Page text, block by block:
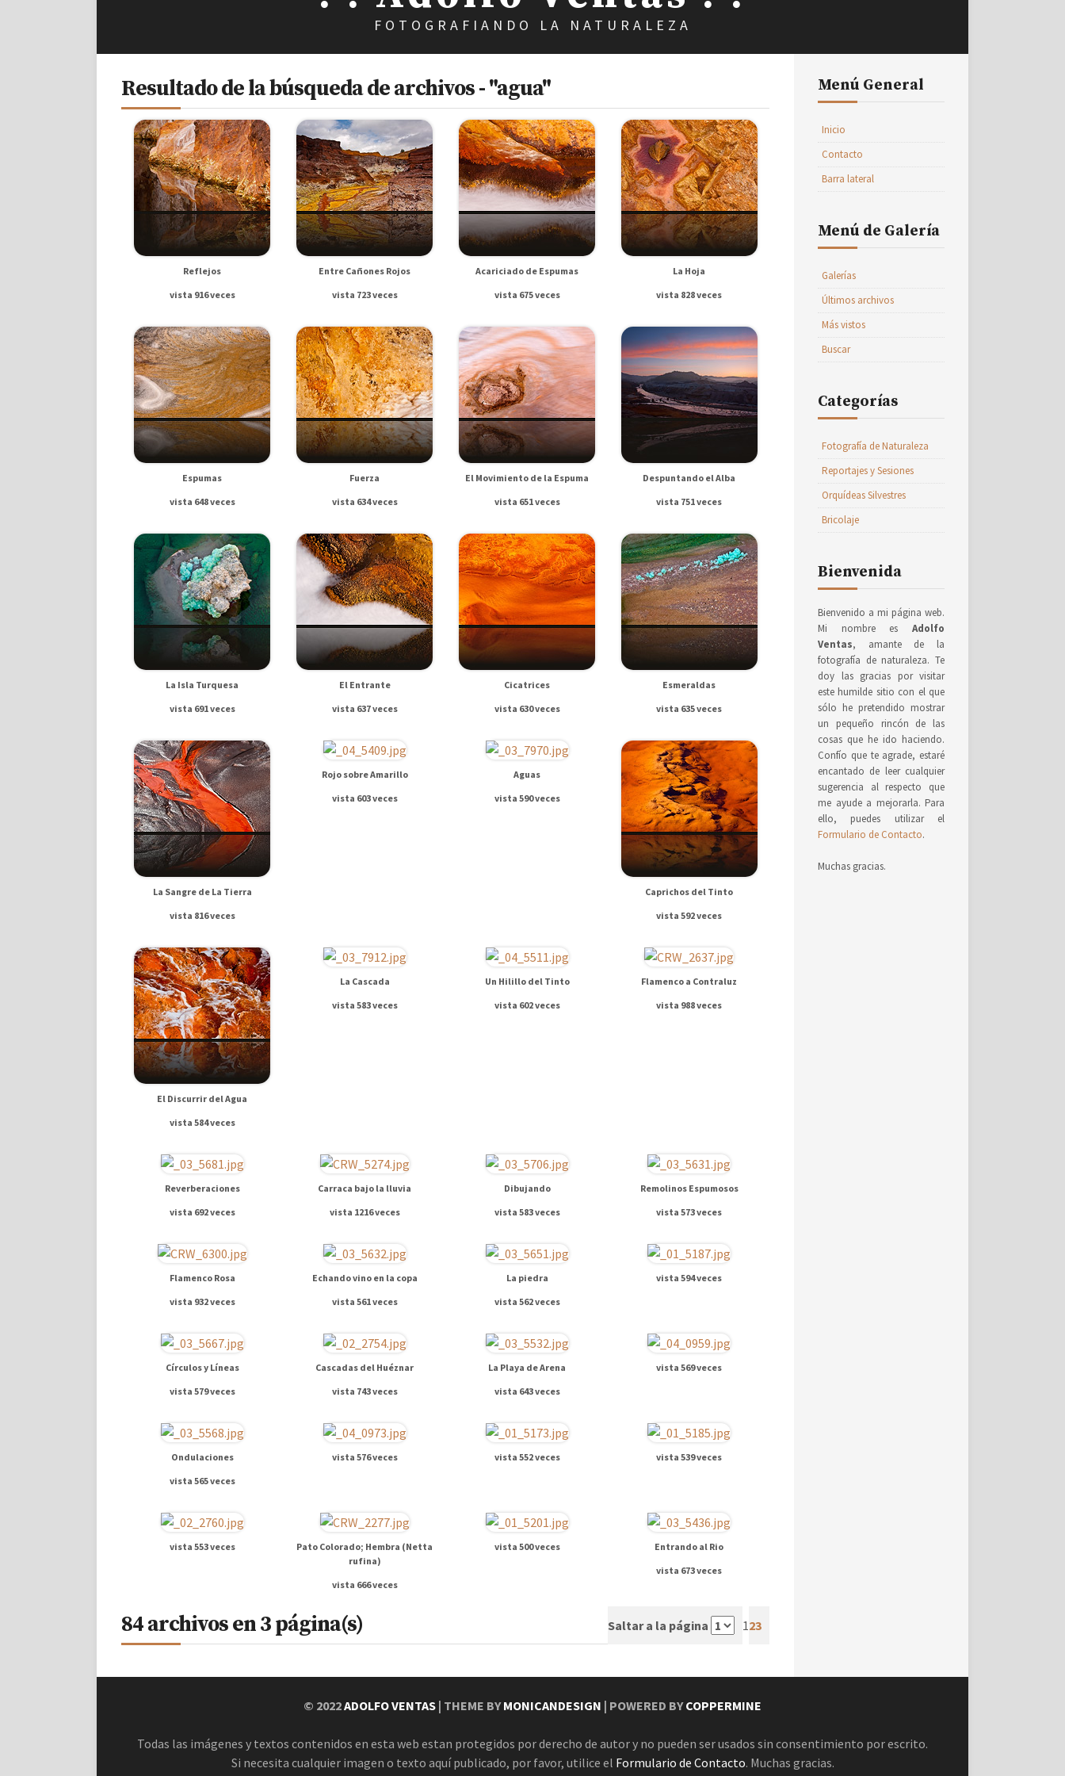
FOTOGRAFIANDO LA NATURALEZA
Resultado de la búsqueda de archivos - "agua"
Reflejos
vista 916 veces
Entre Cañones Rojos
vista 723 veces
Acariciado de Espumas
vista 675 veces
La Hoja
vista 828 veces
Espumas
vista 648 veces
Fuerza
vista 634 veces
El Movimiento de la Espuma
vista 651 veces
Despuntando el Alba
vista 751 veces
La Isla Turquesa
vista 691 veces
El Entrante
vista 637 veces
Cicatrices
vista 630 veces
Esmeraldas
vista 635 veces
La Sangre de La Tierra
vista 816 veces
Rojo sobre Amarillo
vista 603 veces
Aguas
vista 590 veces
Caprichos del Tinto
vista 592 veces
El Discurrir del Agua
vista 584 veces
La Cascada
vista 583 veces
Un Hilillo del Tinto
vista 602 veces
Flamenco a Contraluz
vista 988 veces
Reverberaciones
vista 692 veces
Carraca bajo la lluvia
vista 1216 veces
Dibujando
vista 583 veces
Remolinos Espumosos
vista 573 veces
Flamenco Rosa
vista 932 veces
Echando vino en la copa
vista 561 veces
La piedra
vista 562 veces
vista 594 veces
Círculos y Líneas
vista 579 veces
Cascadas del Huéznar
vista 743 veces
La Playa de Arena
vista 643 veces
vista 569 veces
Ondulaciones
vista 565 veces
vista 576 veces vista 552 veces vista 539 veces
vista 553 veces
Pato Colorado; Hembra (Netta
rufina)
vista 666 veces
vista 500 veces
Entrando al Rio
vista 673 veces
84 archivos en 3 página(s) Saltar a la página 123
Menú General
Inicio
Contacto
Barra lateral
Menú de Galería
Galerías
Últimos archivos
Más vistos
Buscar
Categorías
Fotografía de Naturaleza
Reportajes y Sesiones
Orquídeas Silvestres
Bricolaje
Bienvenida
Bienvenido a mi página web.
Mi nombre es Adolfo
Ventas, amante de la
fotografía de naturaleza. Te
doy las gracias por visitar
este humilde sitio con el que
sólo he pretendido mostrar
un pequeño rincón de las
cosas que he ido haciendo.
Confío que te agrade, estaré
encantado de leer cualquier
sugerencia al respecto que
me ayude a mejorarla. Para
ello, puedes utilizar el
Formulario de Contacto.
Muchas gracias.
© 2022ADOLFO VENTAS | THEME BYMONICANDESIGN | POWERED BYCOPPERMINE
Todas las imágenes y textos contenidos en esta web estan protegidos por derecho de autor y no pueden ser usados sin consentimiento por escrito.
Si necesita cualquier imagen o texto aquí publicado, por favor, utilice el Formulario de Contacto. Muchas gracias.